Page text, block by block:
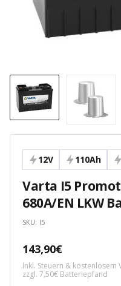
12V 110Ah
Varta I5
680A/EN LKW
SKU: I5
Angebotspreis
143,90€
Inkl. Steuern & kostenlosem
zzgl. 7,50€ Batteriepfand